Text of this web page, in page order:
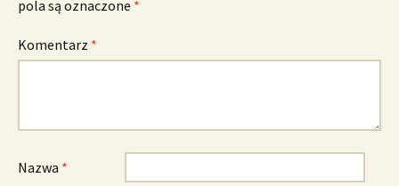
pola są oznaczone *
Komentarz *
Nazwa *